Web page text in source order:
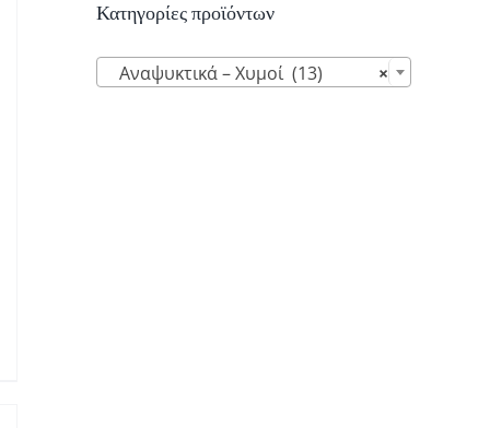
Κατηγορίες προϊόντων
×
Αναψυκτικά – Χυμοί (13)